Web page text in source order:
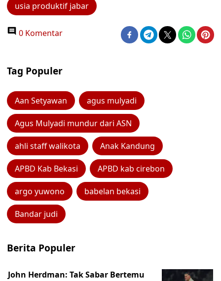
usia produktif jabar
0 Komentar
Tag Populer
Aan Setyawan agus mulyadi
Agus Mulyadi mundur dari ASN
ahli staff walikota Anak Kandung
APBD Kab Bekasi APBD kab cirebon
argo yuwono babelan bekasi
Bandar judi
Berita Populer
John Herdman: Tak Sabar Bertemu